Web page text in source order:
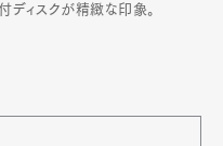
ディスクが精緻な印象。